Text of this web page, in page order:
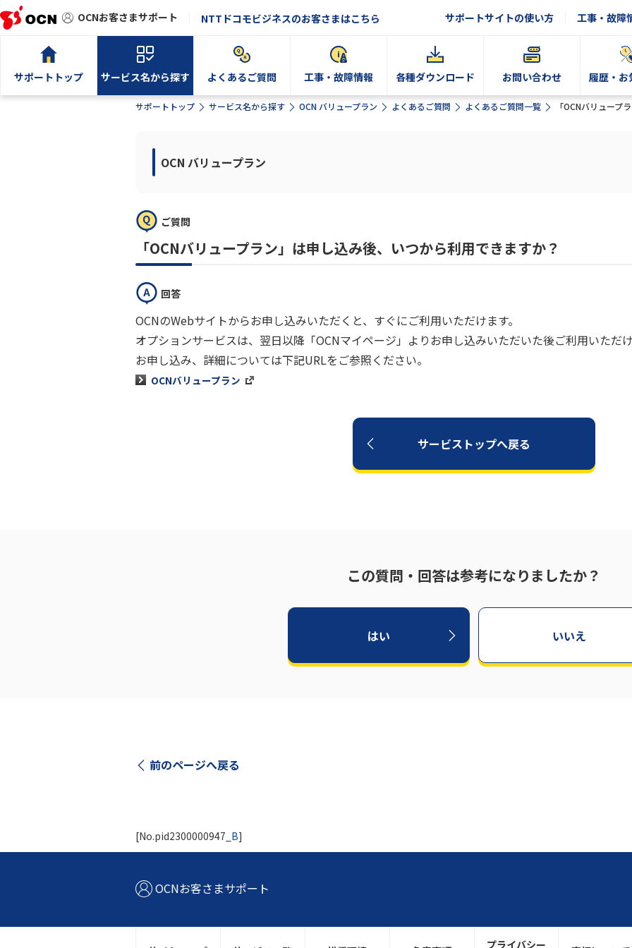
OCNお客さまサポート NTTドコモビジネスのお客さまはこちら サポートサイトの使い方 工事・故障
サポートトップ サービス名から探す よくあるご質問 工事・故障情報 各種ダウンロード お問い合わせ 履歴・お
サポートトップ サービス名から探す OCN バリュープラン よくあるご質問 よくあるご質問一覧 「OCNバリュープ
OCN バリュープラン
ご質問
「OCNバリュープラン」は申し込み後、いつから利用できますか？
回答
OCNのWebサイトからお申し込みいただくと、すぐにご利用いただけます。
オプションサービスは、翌日以降「OCNマイページ」よりお申し込みいただいた後ご利用いただ
お申し込み、詳細については下記URLをご参照ください。
OCNバリュープラン
サービストップへ戻る
この質問・回答は参考になりましたか？
はい いいえ
前のページへ戻る
[No.pid2300000947_ B]
OCNお客さまサポート
プライバシー